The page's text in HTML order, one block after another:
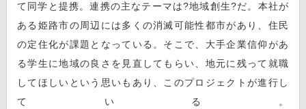
て同学と提携。連携の主なテーマは?地域創生?だ。本社が
ある姫路市の周辺には多くの消滅可能性都市があり、住民
の定住化が課題となっている。そこで、大手企業信仰があ
る学生に地域の良さを見直してもらい、地元に残って就職
してほしいという思いもあり、このプロジェクトが進行し
ている。